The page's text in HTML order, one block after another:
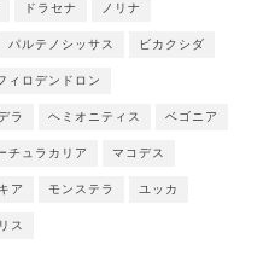
ドラセナ ノリナ
パルテノシッサス ビカクシダ
ィロデンドロン
ラ ヘミオニティス ベゴニア
チュラカリア マコデス
ア モンステラ ユッカ
ス